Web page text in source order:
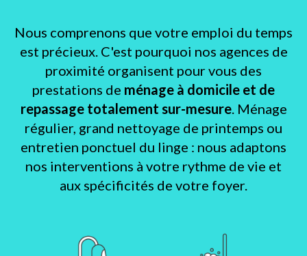
Nous comprenons que votre emploi du temps
est précieux. C'est pourquoi nos agences de
proximité organisent pour vous des
prestations de ménage à domicile et de
repassage totalement sur-mesure. Ménage
régulier, grand nettoyage de printemps ou
entretien ponctuel du linge : nous adaptons
nos interventions à votre rythme de vie et
aux spécificités de votre foyer.